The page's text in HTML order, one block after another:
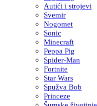
Autići i strojevi
Svemir
Nogomet
Sonic
Minecraft
Peppa Pig
Spider-Man
Fortnite
Star Wars
Spužva Bob
Princeze